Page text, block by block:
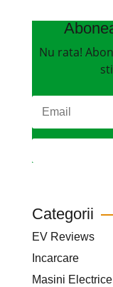
Nu rata!
Categorii
EV Reviews
Incarcare
Masini